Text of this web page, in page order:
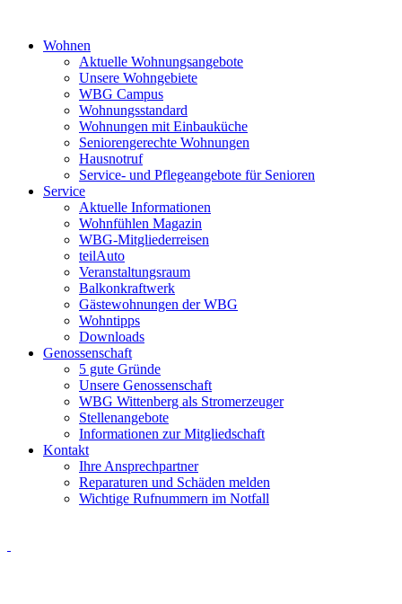
Wohnen
Aktuelle Wohnungsangebote
Unsere Wohngebiete
WBG Campus
Wohnungsstandard
Wohnungen mit Einbauküche
Seniorengerechte Wohnungen
Hausnotruf
Service- und Pflegeangebote für Senioren
Service
Aktuelle Informationen
Wohnfühlen Magazin
WBG-Mitgliederreisen
teilAuto
Veranstaltungsraum
Balkonkraftwerk
Gästewohnungen der WBG
Wohntipps
Downloads
Genossenschaft
5 gute Gründe
Unsere Genossenschaft
WBG Wittenberg als Stromerzeuger
Stellenangebote
Informationen zur Mitgliedschaft
Kontakt
Ihre Ansprechpartner
Reparaturen und Schäden melden
Wichtige Rufnummern im Notfall